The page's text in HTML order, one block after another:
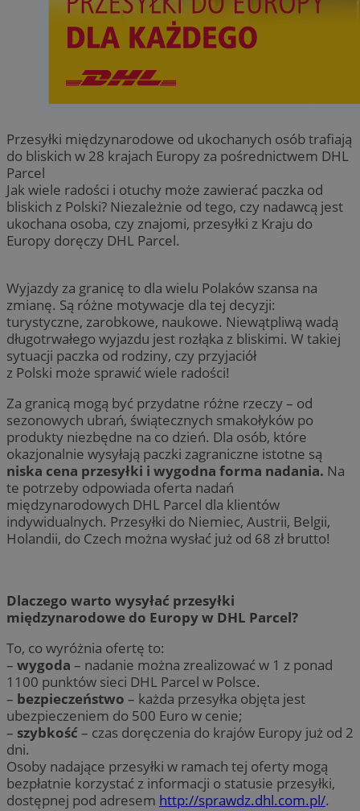
Przesyłki międzynarodowe od ukochanych osób trafiają
do bliskich w 28 krajach Europy za pośrednictwem DHL
Parcel
Jak wiele radości i otuchy może zawierać paczka od
bliskich z Polski? Niezależnie od tego, czy nadawcą jest
ukochana osoba, czy znajomi, przesyłki z Kraju do
Europy doręczy DHL Parcel.
Wyjazdy za granicę to dla wielu Polaków szansa na
zmianę. Są różne motywacje dla tej decyzji:
turystyczne, zarobkowe, naukowe. Niewątpliwą wadą
długotrwałego wyjazdu jest rozłąka z bliskimi. W takiej
sytuacji paczka od rodziny, czy przyjaciół
z Polski może sprawić wiele radości!
Za granicą mogą być przydatne różne rzeczy – od
sezonowych ubrań, świątecznych smakołyków po
produkty niezbędne na co dzień. Dla osób, które
okazjonalnie wysyłają paczki zagraniczne istotne są
niska cena przesyłki i wygodna forma nadania. Na
te potrzeby odpowiada oferta nadań
międzynarodowych DHL Parcel dla klientów
indywidualnych. Przesyłki do Niemiec, Austrii, Belgii,
Holandii, do Czech można wysłać już od 68 zł brutto!
Dlaczego warto wysyłać przesyłki
międzynarodowe do Europy w DHL Parcel?
To, co wyróżnia ofertę to:
– wygoda – nadanie można zrealizować w 1 z ponad
1100 punktów sieci DHL Parcel w Polsce.
– bezpieczeństwo – każda przesyłka objęta jest
ubezpieczeniem do 500 Euro w cenie;
– szybkość – czas doręczenia do krajów Europy już od 2
dni.
Osoby nadające przesyłki w ramach tej oferty mogą
bezpłatnie korzystać z informacji o statusie przesyłki,
dostępnej pod adresem http://sprawdz.dhl.com.pl/.